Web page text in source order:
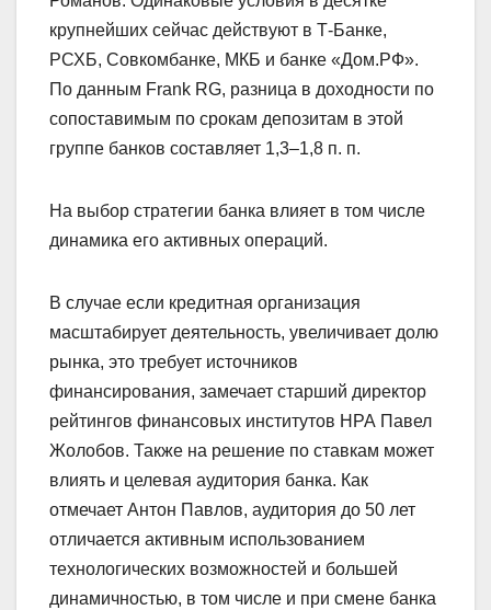
крупнейших сейчас действуют в Т-Банке,
РСХБ, Совкомбанке, МКБ и банке «Дом.РФ».
По данным Frank RG, разница в доходности по
сопоставимым по срокам депозитам в этой
группе банков составляет 1,3–1,8 п. п.
На выбор стратегии банка влияет в том числе
динамика его активных операций.
В случае если кредитная организация
масштабирует деятельность, увеличивает долю
рынка, это требует источников
финансирования, замечает старший директор
рейтингов финансовых институтов НРА Павел
Жолобов. Также на решение по ставкам может
влиять и целевая аудитория банка. Как
отмечает Антон Павлов, аудитория до 50 лет
отличается активным использованием
технологических возможностей и большей
динамичностью, в том числе и при смене банка